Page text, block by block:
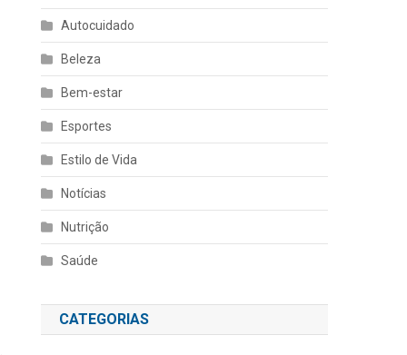
Autocuidado
Beleza
Bem-estar
Esportes
Estilo de Vida
Notícias
Nutrição
Saúde
CATEGORIAS